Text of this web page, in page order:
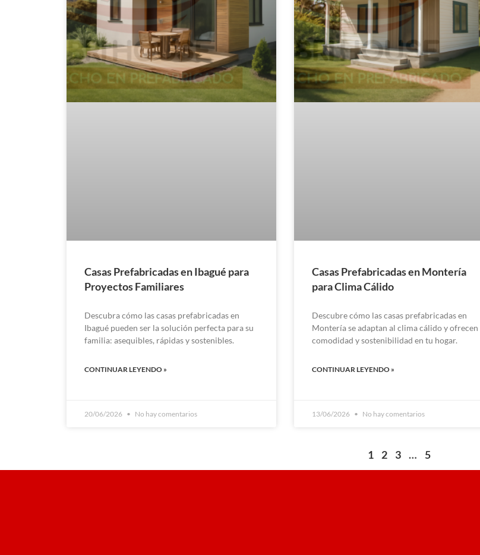
Casas Prefabricadas en Ibagué para
Proyectos Familiares
Descubra cómo las casas prefabricadas en
Ibagué pueden ser la solución perfecta para su
familia: asequibles, rápidas y sostenibles.
CONTINUAR LEYENDO »
20/06/2026 No hay comentarios
Casas Prefabricadas en Montería
para Clima Cálido
Descubre cómo las casas prefabricadas en
Montería se adaptan al clima cálido y ofrecen
comodidad y sostenibilidad en tu hogar.
CONTINUAR LEYENDO »
13/06/2026 No hay comentarios
1 2 3 … 5